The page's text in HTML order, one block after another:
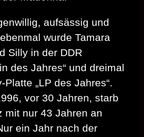
aufsässig und
wurde Tamara
Silly in der DDR
des Jahres“ und dreimal
„LP des Jahres“.
vor 30 Jahren, starb
mit nur 43 Jahren an
ein Jahr nach der